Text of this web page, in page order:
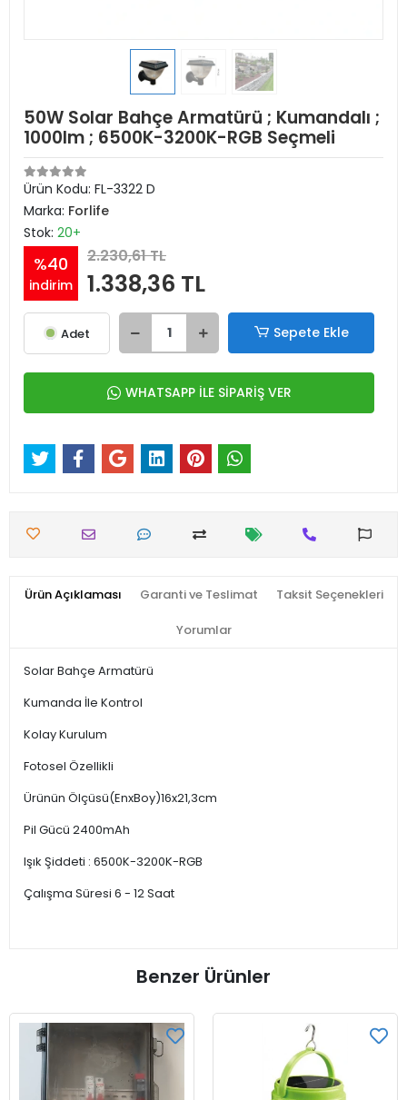
50W Solar Bahçe Armatürü ; Kumandalı ;
1000lm ; 6500K-3200K-RGB Seçmeli
Ürün Kodu: FL-3322 D
Marka: Forlife
Stok: 20+
%40
indirim
2.230,61 TL
1.338,36 TL
Adet Sepete Ekle
WHATSAPP İLE SİPARİŞ VER
Ürün Açıklaması Garanti ve Teslimat Taksit Seçenekleri
Yorumlar
Solar Bahçe Armatürü
Kumanda İle Kontrol
Kolay Kurulum
Fotosel Özellikli
Ürünün Ölçüsü(EnxBoy)16x21,3cm
Pil Gücü 2400mAh
Işık Şiddeti : 6500K-3200K-RGB
Çalışma Süresi 6 - 12 Saat
Benzer Ürünler